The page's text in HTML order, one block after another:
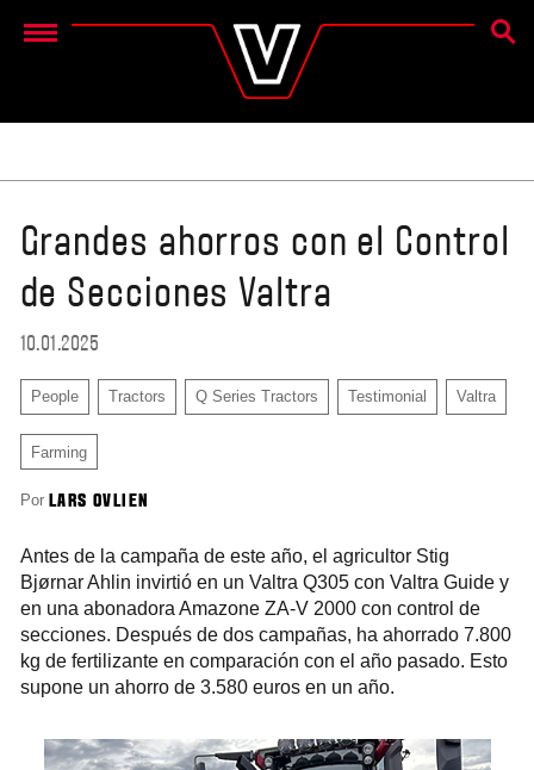
Menu
Grandes ahorros con el Control
de Secciones Valtra
10.01.2025
People Tractors Q Series Tractors Testimonial Valtra
Farming
Por LARS OVLIEN
Antes de la campaña de este año, el agricultor Stig
Bjørnar Ahlin invirtió en un Valtra Q305 con Valtra Guide y
en una abonadora Amazone ZA-V 2000 con control de
secciones. Después de dos campañas, ha ahorrado 7.800
kg de fertilizante en comparación con el año pasado. Esto
supone un ahorro de 3.580 euros en un año.